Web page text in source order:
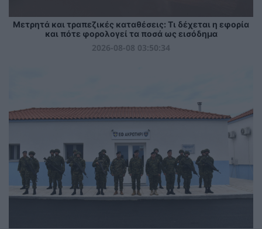
Μετρητά και τραπεζικές καταθέσεις: Τι δέχεται η εφορία
και πότε φορολογεί τα ποσά ως εισόδημα
2026-08-08 03:50:34